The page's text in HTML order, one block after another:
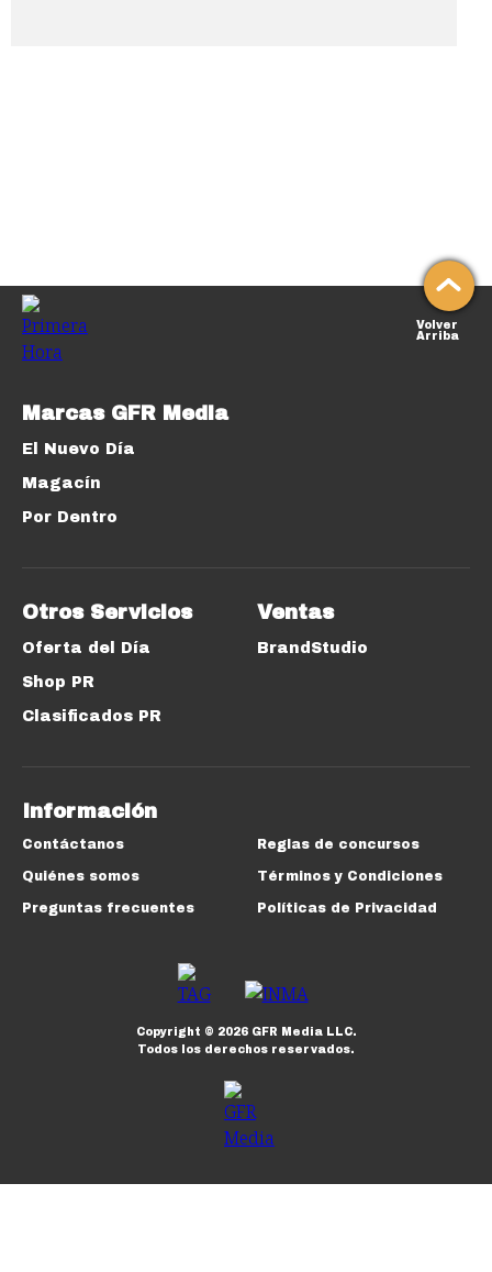
Volver
Arriba
Marcas GFR Media
El Nuevo Día
Magacín
Por Dentro
Otros Servicios
Oferta del Día
Shop PR
Clasificados PR
Ventas
BrandStudio
Información
Contáctanos
Quiénes somos
Preguntas frecuentes
Reglas de concursos
Términos y Condiciones
Políticas de Privacidad
Copyright © 2026GFR Media LLC.
Todos los derechos reservados.